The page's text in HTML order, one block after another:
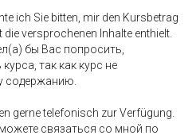
ich Sie bitten, mir den Kursbetrag
die versprochenen Inhalte enthielt.
бы Вас попросить,
так как курс не
содержанию.
gerne telefonisch zur Verfügung.
связаться со мной по